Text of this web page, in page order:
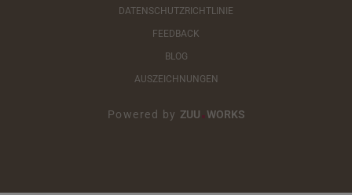
DATENSCHUTZRICHTLINIE
FEEDBACK
BLOG
AUSZEICHNUNGEN
Powered by ZUU WORKS